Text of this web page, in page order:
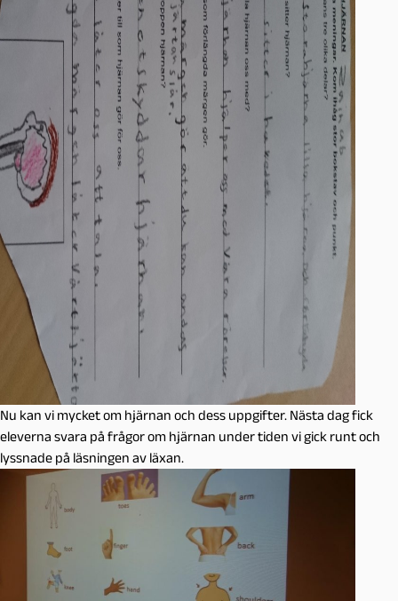
Nu kan vi mycket om hjärnan och dess uppgifter. Nästa dag fick
eleverna svara på frågor om hjärnan under tiden vi gick runt och
lyssnade på läsningen av läxan.